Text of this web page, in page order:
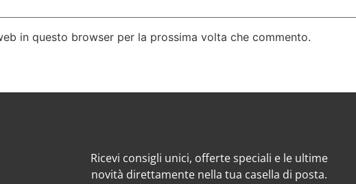
in questo browser per la prossima volta che commento.
Ricevi consigli unici, offerte speciali e le ultime
novità direttamente nella tua casella di posta.